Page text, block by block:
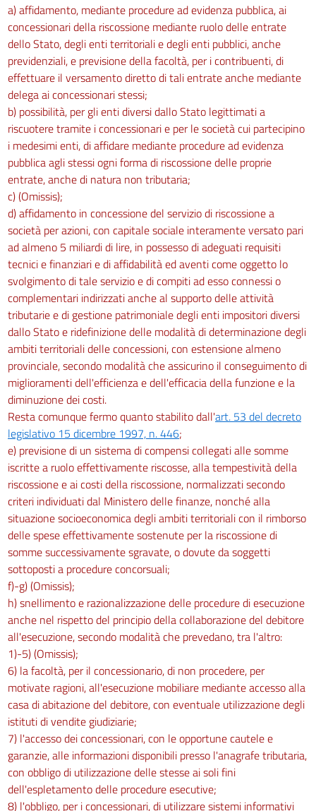
51
52
52 bis
53
54
55
56
Capo V
57
57 bis
58
59
59 bis
60
60 bis
61
62
63
64
65
66
67
68
69
70
71
a) affidamento, mediante procedure ad evidenza pubblica, ai
concessionari della riscossione mediante ruolo delle entrate
dello Stato, degli enti territoriali e degli enti pubblici, anche
previdenziali, e previsione della facoltà, per i contribuenti, di
effettuare il versamento diretto di tali entrate anche mediante
delega ai concessionari stessi;
b) possibilità, per gli enti diversi dallo Stato legittimati a
riscuotere tramite i concessionari e per le società cui partecipino
i medesimi enti, di affidare mediante procedure ad evidenza
pubblica agli stessi ogni forma di riscossione delle proprie
entrate, anche di natura non tributaria;
c) (Omissis);
d) affidamento in concessione del servizio di riscossione a
società per azioni, con capitale sociale interamente versato pari
ad almeno 5 miliardi di lire, in possesso di adeguati requisiti
tecnici e finanziari e di affidabilità ed aventi come oggetto lo
svolgimento di tale servizio e di compiti ad esso connessi o
complementari indirizzati anche al supporto delle attività
tributarie e di gestione patrimoniale degli enti impositori diversi
dallo Stato e ridefinizione delle modalità di determinazione degli
ambiti territoriali delle concessioni, con estensione almeno
provinciale, secondo modalità che assicurino il conseguimento di
miglioramenti dell'efficienza e dell'efficacia della funzione e la
diminuzione dei costi.
Resta comunque fermo quanto stabilito dall'art. 53 del decreto
legislativo 15 dicembre 1997, n. 446;
e) previsione di un sistema di compensi collegati alle somme
iscritte a ruolo effettivamente riscosse, alla tempestività della
riscossione e ai costi della riscossione, normalizzati secondo
criteri individuati dal Ministero delle finanze, nonché alla
situazione socioeconomica degli ambiti territoriali con il rimborso
delle spese effettivamente sostenute per la riscossione di
somme successivamente sgravate, o dovute da soggetti
sottoposti a procedure concorsuali;
f)-g) (Omissis);
h) snellimento e razionalizzazione delle procedure di esecuzione
anche nel rispetto del principio della collaborazione del debitore
all'esecuzione, secondo modalità che prevedano, tra l'altro:
1)-5) (Omissis);
6) la facoltà, per il concessionario, di non procedere, per
motivate ragioni, all'esecuzione mobiliare mediante accesso alla
casa di abitazione del debitore, con eventuale utilizzazione degli
istituti di vendite giudiziarie;
7) l'accesso dei concessionari, con le opportune cautele e
garanzie, alle informazioni disponibili presso l'anagrafe tributaria,
con obbligo di utilizzazione delle stesse ai soli fini
dell'espletamento delle procedure esecutive;
8) l'obbligo, per i concessionari, di utilizzare sistemi informativi